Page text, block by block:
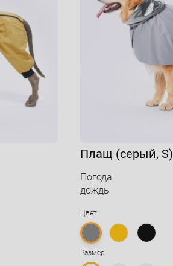
Плащ (серый, S)
Погода:
дождь
Цвет
Размер